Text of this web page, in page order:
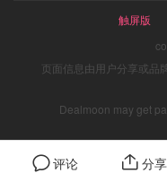
评论 分享
触屏版
页面信息由用户分享或品
Dealmoon may get